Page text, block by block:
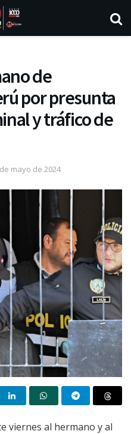
de
por presunta
y tráfico de
mayo de 2024
viernes al hermano y al